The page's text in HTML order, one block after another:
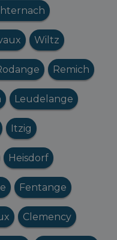
Wiltz
Remich
Leudelange
Itzig
Heisdorf
Fentange
Clemency